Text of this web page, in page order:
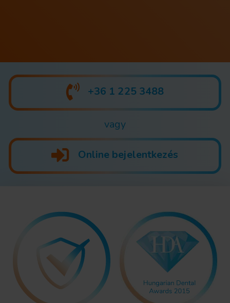
+36 1 225 3488
vagy
Online bejelentkezés